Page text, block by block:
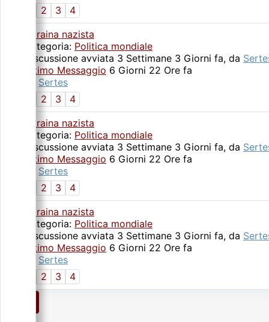
2 3
4
Ucraina nazista
Categoria: Politica mondiale
Discussione avviata 3 Settimane 3 Giorni fa, da
Ultimo Messaggio 6 Giorni 22 Ore fa
Sertes
2 3
4
Ucraina nazista
Categoria: Politica mondiale
Discussione avviata 3 Settimane 3 Giorni fa, da
Ultimo Messaggio 6 Giorni 22 Ore fa
Sertes
2 3
4
Ucraina nazista
Categoria: Politica mondiale
Discussione avviata 3 Settimane 3 Giorni fa, da
Ultimo Messaggio 6 Giorni 22 Ore fa
Sertes
2 3 4